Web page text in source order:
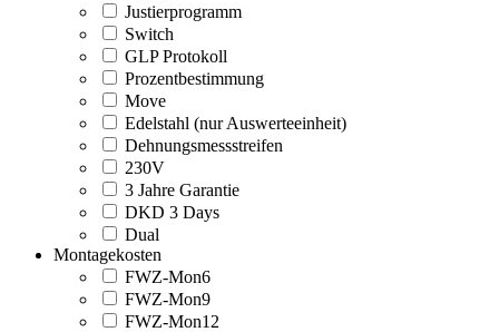
Justierprogramm
Switch
GLP Protokoll
Prozentbestimmung
Move
Edelstahl (nur Auswerteeinheit)
Dehnungsmessstreifen
230V
3 Jahre Garantie
DKD 3 Days
Dual
Montagekosten
FWZ-Mon6
FWZ-Mon9
FWZ-Mon12